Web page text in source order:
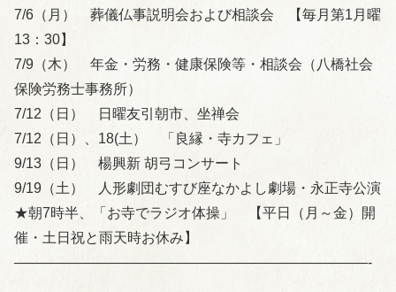
7/6（月） 葬儀仏事説明会および相談会 【毎月第1月曜
13：30】
7/9（木） 年金・労務・健康保険等・相談会（八橋社会
保険労務士事務所）
7/12（日） 日曜友引朝市、坐禅会
7/12（日）、18(土） 「良縁・寺カフェ」
9/13（日） 楊興新 胡弓コンサート
9/19（土） 人形劇団むすび座なかよし劇場・永正寺公演
★朝7時半、「お寺でラジオ体操」 【平日（月～金）開
催・土日祝と雨天時お休み】
—————————————————————————-